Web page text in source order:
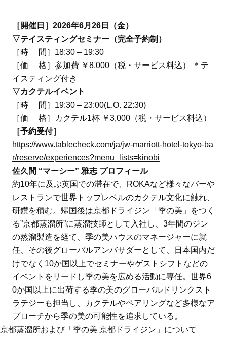
［開催日］2026年6月26日（金）
▽テイスティングセミナー（完全予約制）
［時 間］18:30 – 19:30
［価 格］参加費 ￥8,000（税・サービス料込） ＊テ
イスティング付き
▽カクテルイベント
［時 間］19:30 – 23:00(L.O. 22:30)
［価 格］カクテル1杯 ￥3,000（税・サービス料込）
［予約受付］
https://www.tablecheck.com/ja/jw-marriott-hotel-tokyo-ba
r/reserve/experiences?menu_lists=kinobi
佐久間 “マーシー” 雅志 プロフィール
約10年に及ぶ英国での滞在で、ROKAなど様々なバーや
レストランで世界トップレベルのカクテル文化に触れ、
研鑽を積む。帰国後は京都ドライジン「季の美」をつく
る”京都蒸溜所”に蒸溜技師として入社し、3年間のジン
の蒸溜製造を経て、季の美ハウスのマネージャーに就
任、その後グローバルアンバサダーとして、日本国内だ
けでなく10か国以上でセミナーやゲストシフトなどの
イベントをリードし季の美を広める活動に専任。世界6
0か国以上に出荷する季の美のグローバルドリンクスト
ラテジーも担当し、カクテルやペアリングなど多様なア
プローチから季の美の可能性を追求している。
京都蒸溜所および「季の美 京都ドライジン」について